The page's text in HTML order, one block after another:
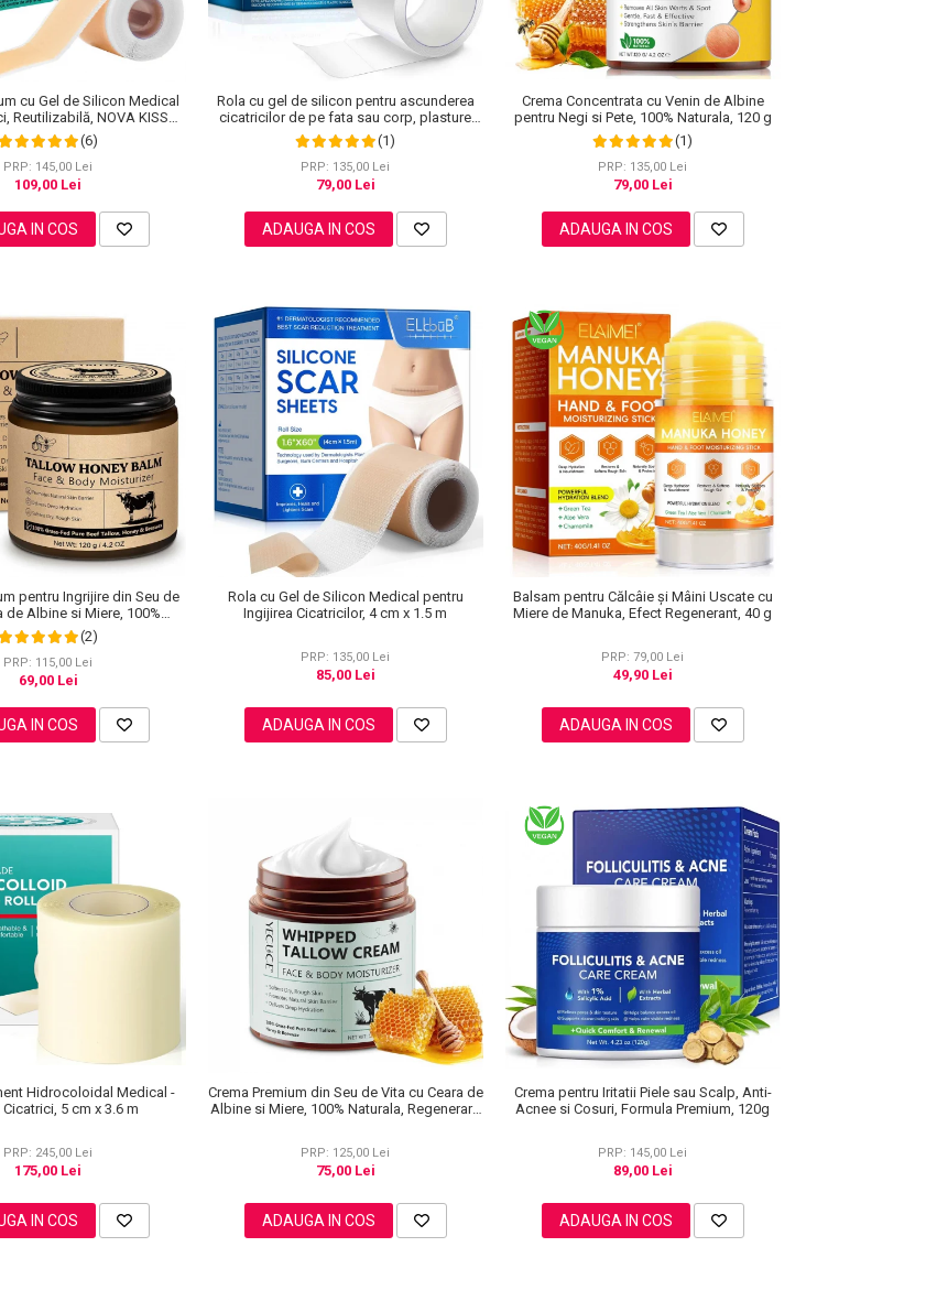
cu Gel de Silicon Medical
Reutilizabilă, NOVA KISS®,
4 cm x 1.5 m(6)
PRP: 145,00 Lei
109,00 Lei
IN COS
Rola cu gel de silicon pentru ascunderea
cicatricilor de pe fata sau corp, plasture
reutilizabil, 2.5 cm x 1.5 m, Elaimei
(1)
PRP: 135,00 Lei
79,00 Lei
ADAUGA IN COS
Crema Concentrata cu Venin de Albine
pentru Negi si Pete, 100% Naturala, 120 g
(1)
PRP: 135,00 Lei
79,00 Lei
ADAUGA IN COS
pentru Ingrijire din Seu de
de Albine si Miere, 100%
NOVA KISS®, 120 g
(2)
PRP: 115,00 Lei
69,00 Lei
IN COS
Rola cu Gel de Silicon Medical pentru
Ingijirea Cicatricilor, 4 cm x 1.5 m
PRP: 135,00 Lei
85,00 Lei
ADAUGA IN COS
Balsam pentru Călcâie și Mâini Uscate cu
Miere de Manuka, Efect Regenerant, 40 g
PRP: 79,00 Lei
49,90 Lei
ADAUGA IN COS
Hidrocoloidal Medical -
Cicatrici, 5 cm x 3.6 m
PRP: 245,00 Lei
175,00 Lei
IN COS
Crema Premium din Seu de Vita cu Ceara de
Albine si Miere, 100% Naturala, Regenerare
PRP: 125,00 Lei
75,00 Lei
ADAUGA IN COS
Crema pentru Iritatii Piele sau Scalp, Anti-
Acnee si Cosuri, Formula Premium, 120g
PRP: 145,00 Lei
89,00 Lei
ADAUGA IN COS